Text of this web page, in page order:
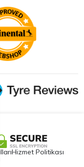
Hizmet Politikası